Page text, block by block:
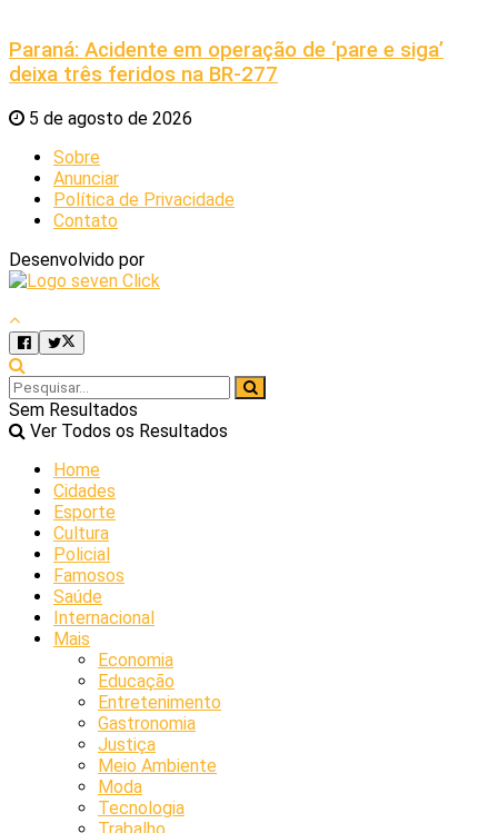
Paraná: Acidente em operação de ‘pare e siga’
deixa três feridos na BR-277
5 de agosto de 2026
Sobre
Anunciar
Política de Privacidade
Contato
Desenvolvido por
Sem Resultados
Ver Todos os Resultados
Home
Cidades
Esporte
Cultura
Policial
Famosos
Saúde
Internacional
Mais
Economia
Educação
Entretenimento
Gastronomia
Justiça
Meio Ambiente
Moda
Tecnologia